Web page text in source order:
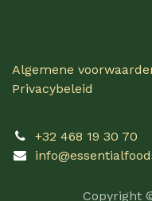
Algemene
Privacybeleid
+32 468 19 30 70
Copyright